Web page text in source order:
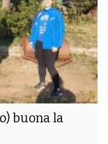
buona la